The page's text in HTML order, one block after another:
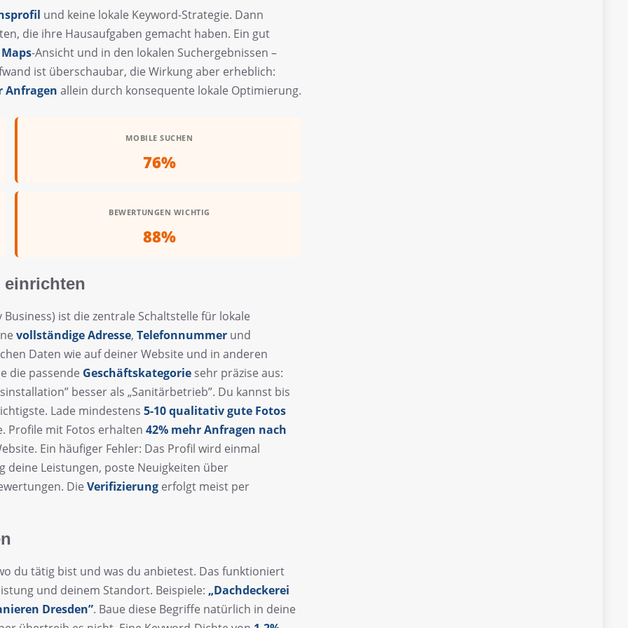
und keine lokale Keyword-Strategie. Dann
die ihre Hausaufgaben gemacht haben. Ein gut
-Ansicht und in den lokalen Suchergebnissen –
ist überschaubar, die Wirkung aber erheblich:
Anfragen allein durch konsequente lokale Optimierung.
MOBILE SUCHEN
76%
BEWERTUNGEN WICHTIG
88%
ist die zentrale Schaltstelle für lokale
vollständige Adresse, Telefonnummer und
Daten wie auf deiner Website und in anderen
die passende Geschäftskategorie sehr präzise aus:
besser als „Sanitärbetrieb”. Du kannst bis
Lade mindestens 5-10 qualitativ gute Fotos
Profile mit Fotos erhalten 42% mehr Anfragen nach
Ein häufiger Fehler: Das Profil wird einmal
deine Leistungen, poste Neuigkeiten über
Die Verifizierung erfolgt meist per
du tätig bist und was du anbietest. Das funktioniert
und deinem Standort. Beispiele: „Dachdeckerei
Dresden”. Baue diese Begriffe natürlich in deine